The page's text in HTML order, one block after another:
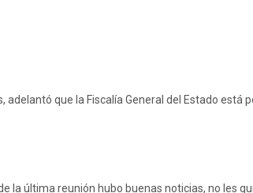
adelantó que la Fiscalía General del Estado
la última reunión hubo buenas noticias, no les